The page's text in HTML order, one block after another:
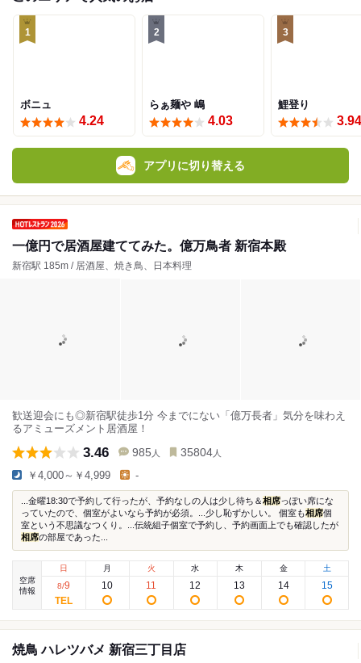
1
ボニュ
4.24
2
らぁ麺や 嶋
4.03
3
鯉登り
3.94
アプリに切り替える
一億円で居酒屋建ててみた。億万鳥者 新宿本殿
新宿駅 185m / 居酒屋、焼き鳥、日本料理
歓送迎会にも◎新宿駅徒歩1分 今までにない「億万長者」気分を味わえ
るアミューズメント居酒屋！
3.46 985 人 35804 人
￥4,000～￥4,999 -
...金曜18:30で予約して行ったが、予約なしの人は少し待ち＆相席っぽい席にな
っていたので、個室がよいなら予約が必須。...少し恥ずかしい。 個室も相席個
室という不思議なつくり。...伝統組子個室で予約し、予約画面上でも確認したが
相席の部屋であった...
空席
情報
日
8/9
月
10
火
11
水
12
木
13
金
14
土
15
焼鳥 ハレツバメ 新宿三丁目店